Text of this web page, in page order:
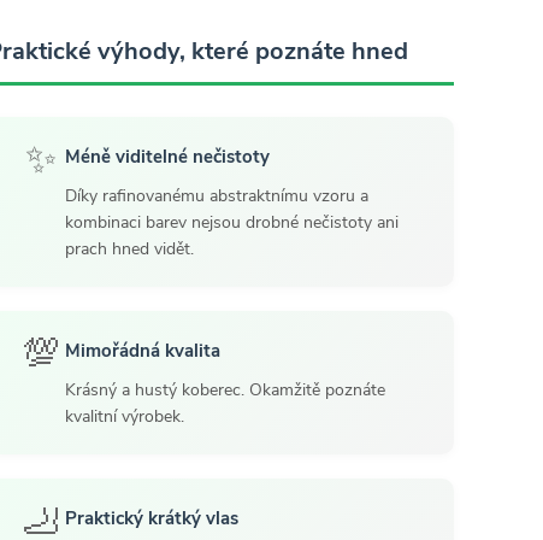
výhody, které poznáte hned
✨ Méně viditelné nečistoty
Díky rafinovanému abstraktnímu vzoru a
kombinaci barev nejsou drobné nečistoty ani
prach hned vidět.
💯 Mimořádná kvalita
Krásný a hustý koberec. Okamžitě poznáte
kvalitní výrobek.
🦶 Praktický krátký vlas